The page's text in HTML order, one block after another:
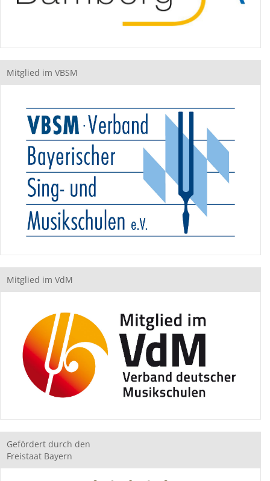
Mitglied im VBSM
Mitglied im VdM
Gefördert durch den
Freistaat Bayern